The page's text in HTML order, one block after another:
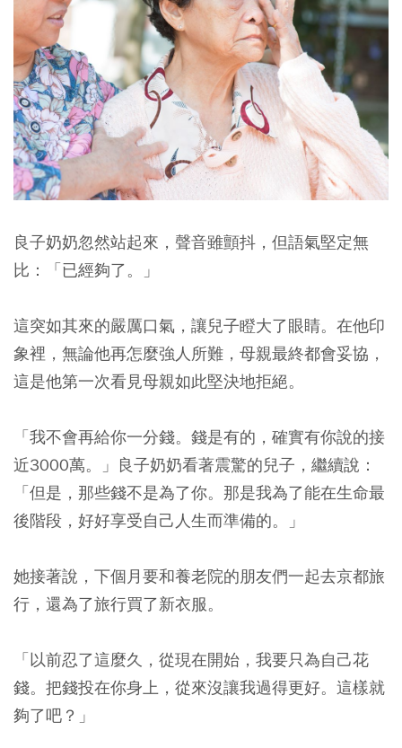
良子奶奶忽然站起來，聲音雖顫抖，但語氣堅定無
比：「已經夠了。」
這突如其來的嚴厲口氣，讓兒子瞪大了眼睛。在他印
象裡，無論他再怎麼強人所難，母親最終都會妥協，
這是他第一次看見母親如此堅決地拒絕。
「我不會再給你一分錢。錢是有的，確實有你說的接
近3000萬。」良子奶奶看著震驚的兒子，繼續說：
「但是，那些錢不是為了你。那是我為了能在生命最
後階段，好好享受自己人生而準備的。」
她接著說，下個月要和養老院的朋友們一起去京都旅
行，還為了旅行買了新衣服。
「以前忍了這麼久，從現在開始，我要只為自己花
錢。把錢投在你身上，從來沒讓我過得更好。這樣就
夠了吧？」